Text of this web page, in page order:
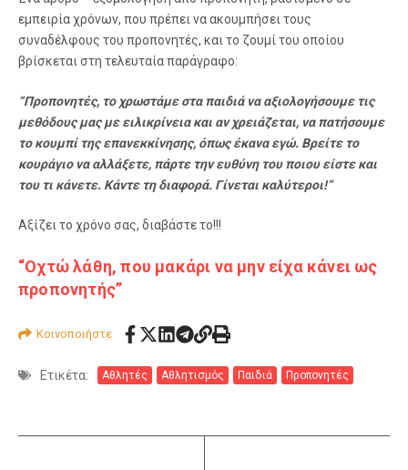
εμπειρία χρόνων, που πρέπει να ακουμπήσει τους
συναδέλφους του προπονητές, και το ζουμί του οποίου
βρίσκεται στη τελευταία παράγραφο:
“Προπονητές, το χρωστάμε στα παιδιά να αξιολογήσουμε τις
μεθόδους μας με ειλικρίνεια και αν χρειάζεται, να πατήσουμε
το κουμπί της επανεκκίνησης, όπως έκανα εγώ. Βρείτε το
κουράγιο να αλλάξετε, πάρτε την ευθύνη του ποιου είστε και
του τι κάνετε. Κάντε τη διαφορά. Γίνεται καλύτεροι!”
Αξίζει το χρόνο σας, διαβάστε το!!!
“Οχτώ λάθη, που μακάρι να μην είχα κάνει ως
προπονητής”
Κοινοποιήστε
Ετικέτα: Αθλητές Αθλητισμός Παιδιά Προπονητές